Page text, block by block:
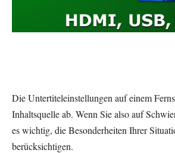
Die Untertiteleinstellungen auf einem
Inhaltsquelle ab. Wenn Sie also auf
es wichtig, die Besonderheiten Ihrer
berücksichtigen.